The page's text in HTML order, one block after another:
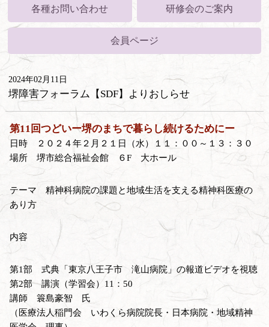
各種お問い合わせ 研修会のご案内
会員ページ
2024年02月11日
堺障害フォーラム【SDF】よりおしらせ
第11回つどいー堺のまちで暮らし続けるためにー
日時 ２０２４年２月２１日（水）１１：００～１３：３０
場所 堺市総合福祉会館 ６F 大ホール
テーマ 精神科病院の課題と地域生活を支える精神科医療の
あり方
内容
第1部 式典「東京八王子市 滝山病院」の報道ビデオを視聴
第2部 講演（学習会）11：50
講師 簑島豪智 氏
（医療法人稲門会 いわくら病院院長・日本病院・地域精神